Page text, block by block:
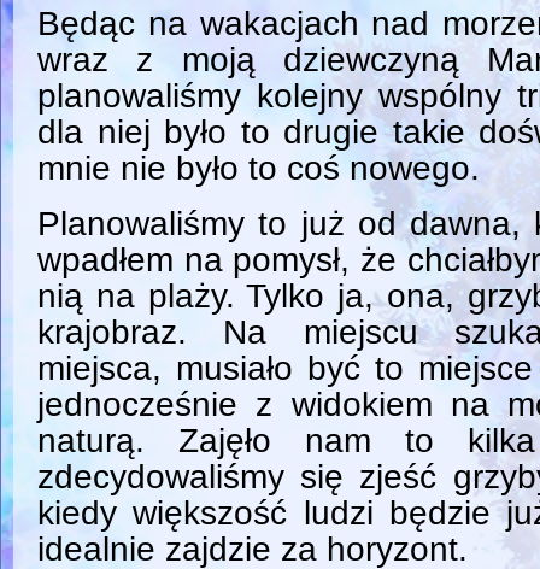
Będąc na wakacjach nad
wraz z moją dziewczyną
planowaliśmy kolejny wspólny
dla niej było to drugie takie
mnie nie było to coś nowego.
Planowaliśmy to już od dawna,
wpadłem na pomysł, że
nią na plaży. Tylko ja, ona,
krajobraz. Na miejscu
miejsca, musiało być to
jednocześnie z widokiem na
naturą. Zajęło nam to
zdecydowaliśmy się zjeść
kiedy większość ludzi będzie
idealnie zajdzie za horyzont.